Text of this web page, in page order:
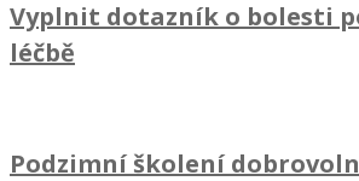
Vyplnit dotazník o bolesti
léčbě
Podzimní školení